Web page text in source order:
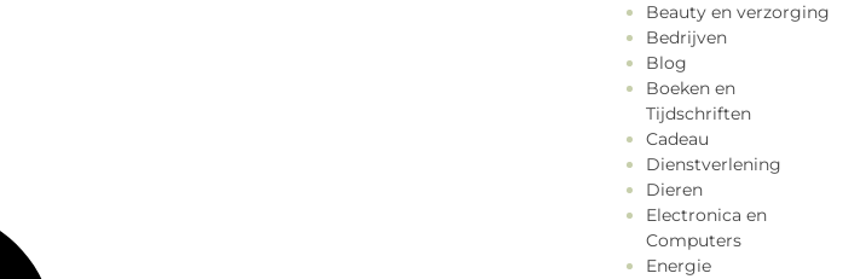
Beauty en verzorging
Bedrijven
Blog
Boeken en
Tijdschriften
Cadeau
Dienstverlening
Dieren
Electronica en
Computers
Energie